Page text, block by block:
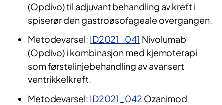
(Opdivo) til adjuvant behandling av kreft i
spiserør den gastroøsofageale overgangen.
Metodevarsel: ID2021_041 Nivolumab
(Opdivo) i kombinasjon med kjemoterapi
som førstelinjebehandling av avansert
ventrikkelkreft.
Metodevarsel: ID2021_042 Ozanimod